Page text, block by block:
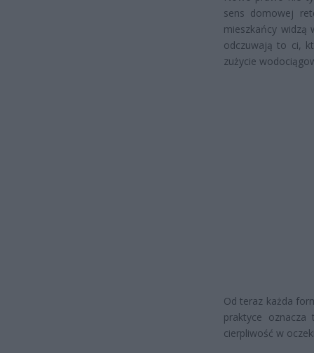
sens domowej
mieszkańcy widzą
odczuwają to ci,
zużycie
Od teraz każda
praktyce
cierpliwość w